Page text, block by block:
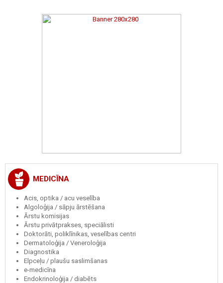
MEDICĪNA
Acis, optika / acu veselība
Algoloģija / sāpju ārstēšana
Ārstu komisijas
Ārstu privātprakses, speciālisti
Doktorāti, poliklīnikas, veselības centri
Dermatoloģija / Veneroloģija
Diagnostika
Elpceļu / plaušu saslimšanas
e-medicīna
Endokrinoloģija / diabēts